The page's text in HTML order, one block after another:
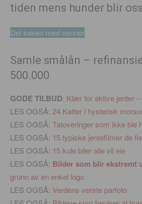
tiden mens hunder blir
Del saken med venner
Samle smålån –
500.000
GODE TILBUD: Klær for aktive jenter
LES OGSÅ: 24 Katter i hysterisk
LES OGSÅ: Tatoveringer som ikke ble
LES OGSÅ: 15 typiske jentefilmer de
LES OGSÅ: 15 kule biler alle vil eie
LES OGSÅ: Bilder som blir ekstremt
grunn av en enkel logo
LES OGSÅ: Verdens verste parfoto